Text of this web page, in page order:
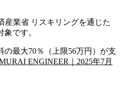
産業省 リスキリングを通じた
です。
最大70％（上限56万円）が支
ENGINEER｜2025年7月